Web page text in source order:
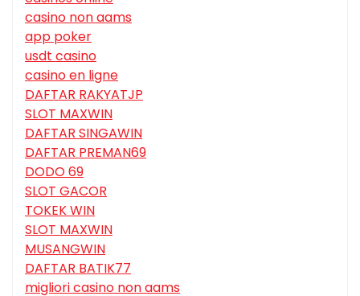
casino non aams
app poker
usdt casino
casino en ligne
DAFTAR RAKYATJP
SLOT MAXWIN
DAFTAR SINGAWIN
DAFTAR PREMAN69
DODO 69
SLOT GACOR
TOKEK WIN
SLOT MAXWIN
MUSANGWIN
DAFTAR BATIK77
migliori casino non aams